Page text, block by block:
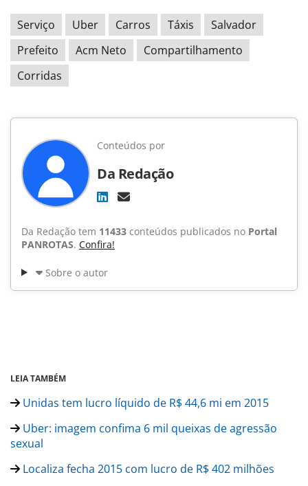
Serviço Uber Carros Táxis
Salvador
Prefeito
Acm Neto
Compartilhamento
Corridas
Conteúdos por
Da Redação
Da Redação tem 11433 conteúdos publicados no Portal
PANROTAS. Confira!
Sobre o autor
LEIA TAMBÉM
Unidas tem lucro líquido de R$ 44,6 mi em 2015
Uber: imagem confima 6 mil queixas de agressão
sexual
Localiza fecha 2015 com lucro de R$ 402 milhões